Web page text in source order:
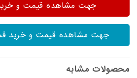
جهت مشاهده قیمت و
جهت مشاهده قیمت و خرید
محصولات مشابه